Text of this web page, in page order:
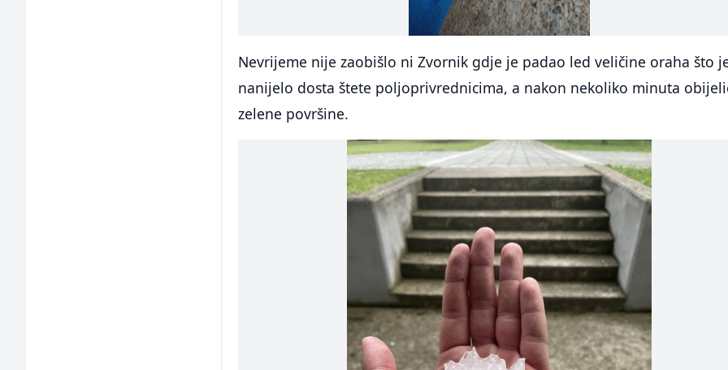
Nevrijeme nije zaobišlo ni Zvornik gdje je padao led veličine oraha što
nanijelo dosta štete poljoprivrednicima, a nakon nekoliko minuta
zelene površine.